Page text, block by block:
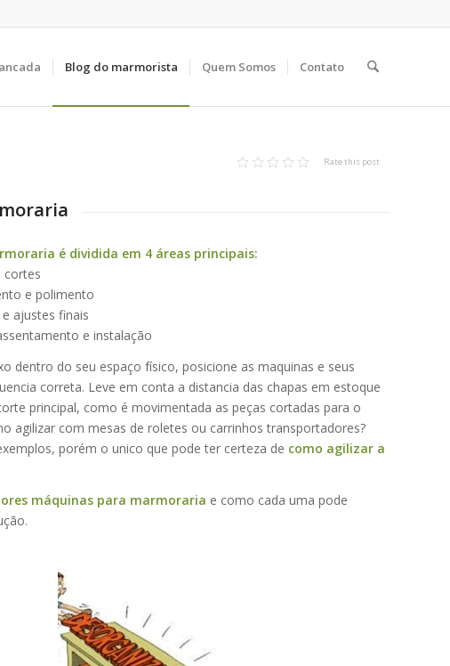
Blog do marmorista Quem Somos Contato
Rate this post
é dividida em 4 áreas principais:
cortes
e polimento
ajustes finais
e instalação
dentro do seu espaço físico, posicione as maquinas e seus
correta. Leve em conta a distancia das chapas em estoque
principal, como é movimentada as peças cortadas para o
agilizar com mesas de roletes ou carrinhos transportadores?
porém o unico que pode ter certeza de como agilizar a
máquinas para marmoraria e como cada uma pode